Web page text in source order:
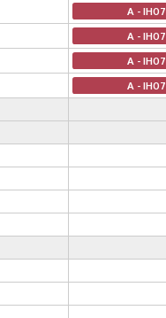
A - IH07
A - IH07
A - IH07
A - IH07